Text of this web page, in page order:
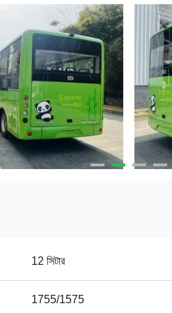
12 সিটার
1755/1575